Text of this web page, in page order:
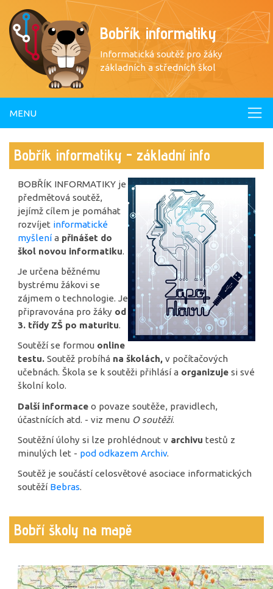
Bobřík informatiky
Informatická soutěž pro žáky
základních a středních škol
MENU
Bobřík informatiky - základní info
BOBŘÍK INFORMATIKY je
předmětová soutěž,
jejímž cílem je pomáhat
rozvíjetinformatické
myšlenía přinášet do
škol novou informatiku.
Je určena běžnému
bystrému žákovi se
zájmem o technologie. Je
připravována pro žáky od
3. třídy ZŠ po maturitu.
Soutěží se formou online
testu.Soutěž probíhá na školách,v počítačových
učebnách. Škola se k soutěži přihlásí a organizujesi své
školní kolo.
Další informaceo povaze soutěže, pravidlech,
účastnících atd. - viz menu O soutěži.
Soutěžní úlohy si lze prohlédnout v archivu testů z
minulých let - pod odkazem Archiv.
Soutěž je součástí celosvětové asociace informatických
soutěží Bebras.
Bobří školy na mapě